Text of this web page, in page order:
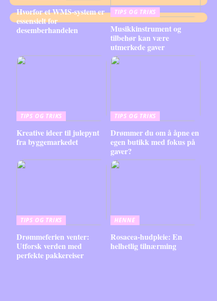
Hvorfor et WMS-system er
essensielt for
desemberhandelen
TIPS OG TRIKS
Musikkinstrument og
tilbehør kan være
utmerkede gaver
TIPS OG TRIKS
Kreative ideer til julepynt
fra byggemarkedet
TIPS OG TRIKS
Drømmer du om å åpne en
egen butikk med fokus på
gaver?
TIPS OG TRIKS
Drømmeferien venter:
Utforsk verden med
perfekte pakkereiser
HENNE
Rosacea-hudpleie: En
helhetlig tilnærming